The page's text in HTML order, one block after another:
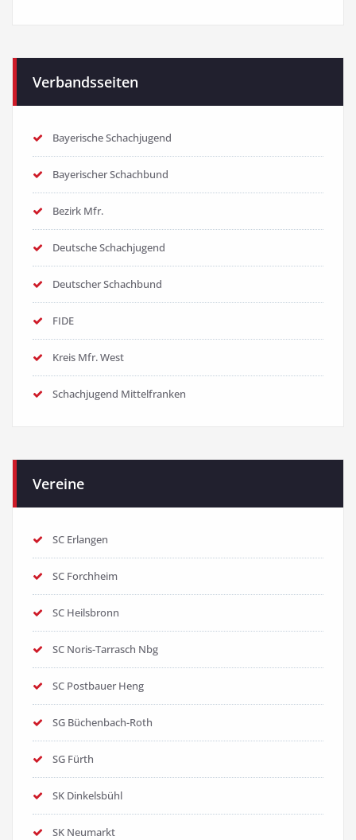
Verbandsseiten
Bayerische Schachjugend
Bayerischer Schachbund
Bezirk Mfr.
Deutsche Schachjugend
Deutscher Schachbund
FIDE
Kreis Mfr. West
Schachjugend Mittelfranken
Vereine
SC Erlangen
SC Forchheim
SC Heilsbronn
SC Noris-Tarrasch Nbg
SC Postbauer Heng
SG Büchenbach-Roth
SG Fürth
SK Dinkelsbühl
SK Neumarkt